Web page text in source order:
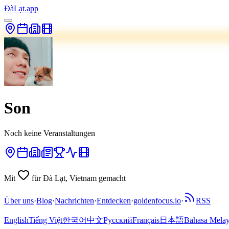
ĐàLạt.app
Son
Noch keine Veranstaltungen
Mit für Đà Lạt, Vietnam gemacht
Über uns·Blog·Nachrichten·Entdecken·goldenfocus.io· RSS
EnglishTiếng Việt한국어中文РусскийFrançais日本語Bahasa